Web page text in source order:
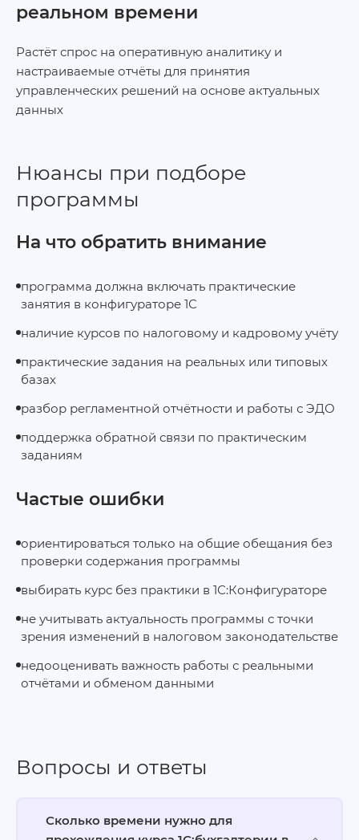
реальном времени
Растёт спрос на оперативную аналитику и
настраиваемые отчёты для принятия
управленческих решений на основе актуальных
данных
Нюансы при подборе
программы
На что обратить внимание
программа должна включать практические
занятия в конфигураторе 1С
наличие курсов по налоговому и кадровому учёту
практические задания на реальных или типовых
базах
разбор регламентной отчётности и работы с ЭДО
поддержка обратной связи по практическим
заданиям
Частые ошибки
ориентироваться только на общие обещания без
проверки содержания программы
выбирать курс без практики в 1С:Конфигураторе
не учитывать актуальность программы с точки
зрения изменений в налоговом законодательстве
недооценивать важность работы с реальными
отчётами и обменом данными
Вопросы и ответы
Сколько времени нужно для